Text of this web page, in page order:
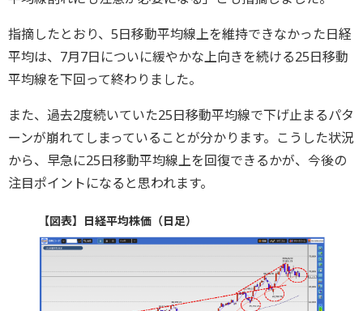
指摘したとおり、5日移動平均線上を維持できなかった日経
平均は、7月7日についに緩やかな上向きを続ける25日移動
平均線を下回って終わりました。
また、過去2度続いていた25日移動平均線で下げ止まるパタ
ーンが崩れてしまっていることが分かります。こうした状況
から、早急に25日移動平均線上を回復できるかが、今後の
注目ポイントになると思われます。
【図表】日経平均株価（日足）